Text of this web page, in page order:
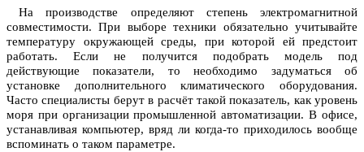
На производстве определяют степень электромагнитной
совместимости. При выборе техники обязательно учитывайте
температуру окружающей среды, при которой ей предстоит
работать. Если не получится подобрать модель под
действующие показатели, то необходимо задуматься об
установке дополнительного климатического оборудования.
Часто специалисты берут в расчёт такой показатель, как уровень
моря при организации промышленной автоматизации. В офисе,
устанавливая компьютер, вряд ли когда-то приходилось вообще
вспоминать о таком параметре.